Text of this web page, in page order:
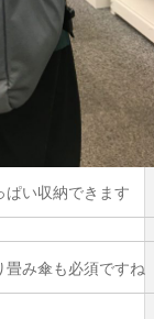
い収納できます
み傘も必須ですね